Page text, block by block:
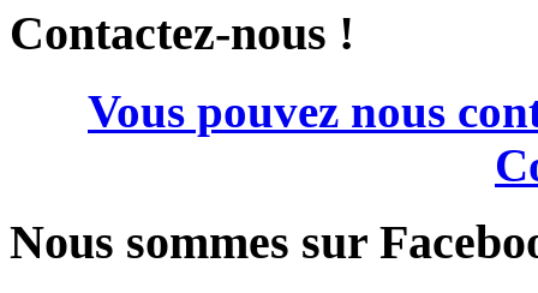
Contactez-nous !
Vous pouvez nous
Nous sommes sur